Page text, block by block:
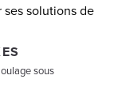
solutions de
sous